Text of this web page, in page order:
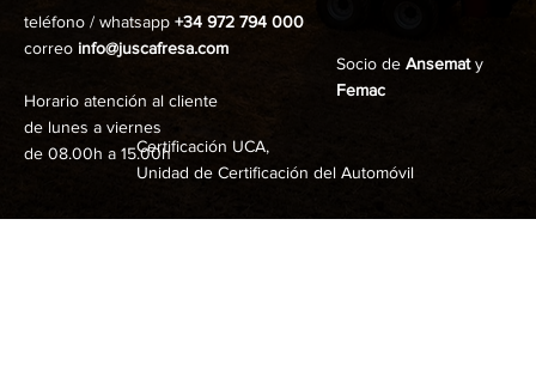
teléfono / whatsapp+34 972 794 000
correo info@juscafresa.com
Horario atención al cliente
de lunes a viernes
de 08.00h a 15.00hCertificación UCA,
Unidad de Certificación del Automóvil
Socio de Ansematy
Femac